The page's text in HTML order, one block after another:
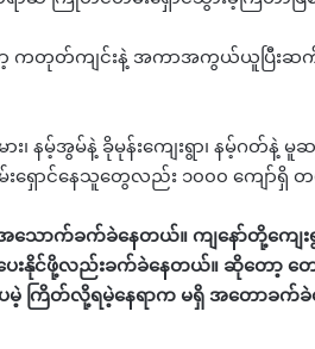
ော့ ကတုတ်ကျင်းနဲ့ အကာအကွယ်ယူပြီး
ား၊ နမ့်အွမ်နဲ့ ခိုမုန်းကျေးရွာ၊ နမ့်ဂတ်
ရှောင်နေသူတွေလည်း ၁၀၀၀ ကျော်
သောက်ခက်ခဲနေတယ်။ ကျနော်တို့ကျေ
းနိုင်ဖို့လည်းခက်ခဲနေတယ်။ ဆိုတော့ တ
ပေမဲ့ ကြိတ်လို့ရမဲ့နေရာက မရှိ အတောခက်